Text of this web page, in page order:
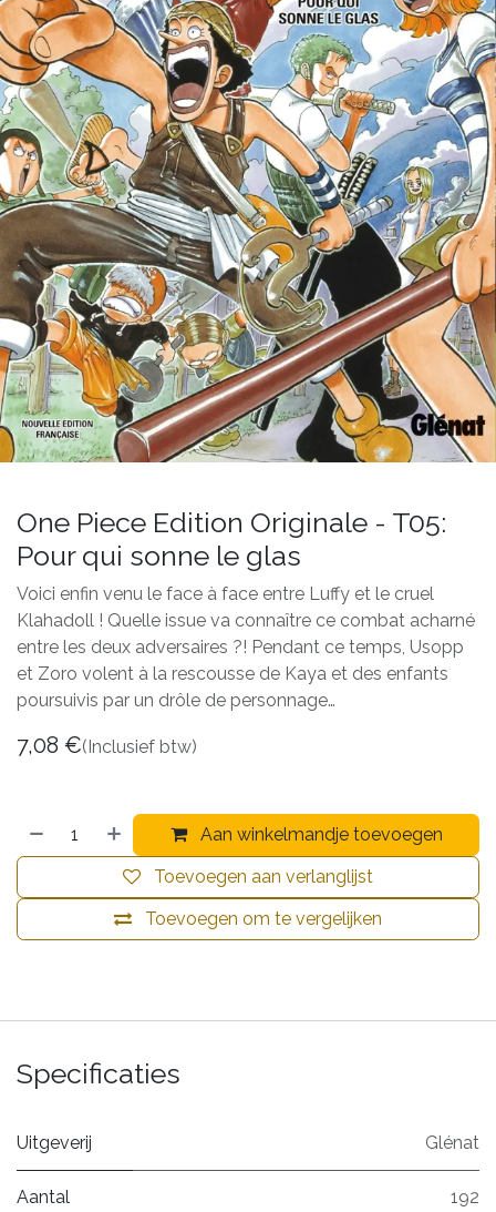
One Piece Edition Originale - T05:
Pour qui sonne le glas
Voici enfin venu le face à face entre Luffy et le cruel
Klahadoll ! Quelle issue va connaître ce combat acharné
entre les deux adversaires ?! Pendant ce temps, Usopp
et Zoro volent à la rescousse de Kaya et des enfants
poursuivis par un drôle de personnage…
7,08 €(Inclusief btw)
Aan winkelmandje toevoegen
Toevoegen om te vergelijken
Toevoegen aan verlanglijst
Specificaties
Uitgeverij Glénat
Aantal
192